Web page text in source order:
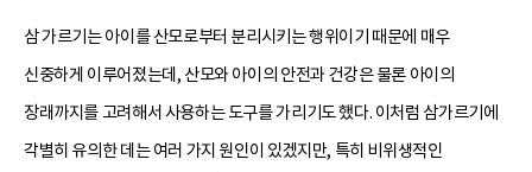
삼 가르기는 아이를 산모로부터 분리시키는 행위이기 때문에 매우
신중하게 이루어졌는데, 산모와 아이의 안전과 건강은 물론 아이의
장래까지를 고려해서 사용하는 도구를 가리기도 했다. 이처럼 삼가르기에
각별히 유의한 데는 여러 가지 원인이 있겠지만, 특히 비위생적인